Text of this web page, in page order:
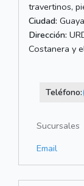
travertinos,
Ciudad:
Dirección:
Costanera y
Teléfono:
Sucursales
Email